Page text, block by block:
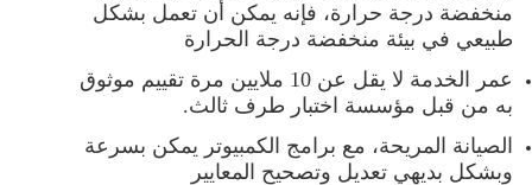
منخفضة درجة حرارة، فإنه يمكن أن تعمل بشكل
طبيعي في بيئة منخفضة درجة الحرارة
عمر الخدمة لا يقل عن 10 ملايين مرة تقييم موثوق
به من قبل مؤسسة اختبار طرف ثالث.
الصيانة المريحة، مع برامج الكمبيوتر يمكن بسرعة
وبشكل بديهي تعديل وتصحيح المعايير